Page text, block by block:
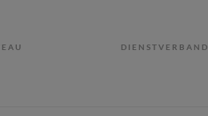
DIENSTVERBAND